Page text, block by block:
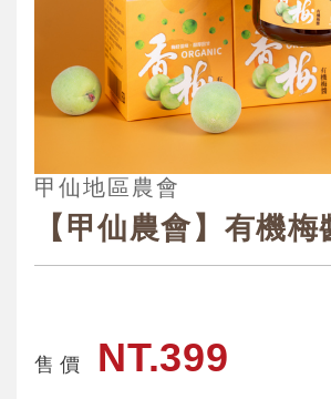
甲仙地區農會
【甲仙農會】有機梅
售 價 NT.399